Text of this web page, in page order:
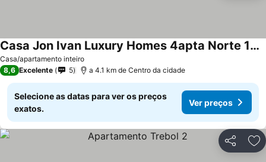
Casa/apartamento inteiro
Casa Jon Ivan Luxury Homes 4apta Norte 1alinea
8,6 Excelente 5 a 4.1 km de Centro da cidade
Selecione as datas para ver os preços
exatos.
Ver preços
Partilhar